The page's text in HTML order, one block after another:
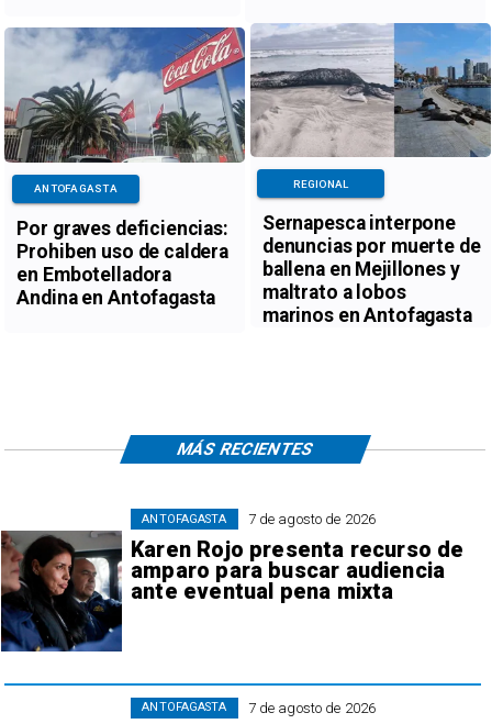
Por graves deficiencias:
Prohiben uso de caldera
en Embotelladora
Andina en Antofagasta
ANTOFAGASTA
Sernapesca interpone
denuncias por muerte de
ballena en Mejillones y
maltrato a lobos
marinos en Antofagasta
REGIONAL
7 de agosto de 2026
Karen Rojo presenta recurso de
amparo para buscar audiencia
ante eventual pena mixta
ANTOFAGASTA
7 de agosto de 2026
ANTOFAGASTA
MÁS RECIENTES